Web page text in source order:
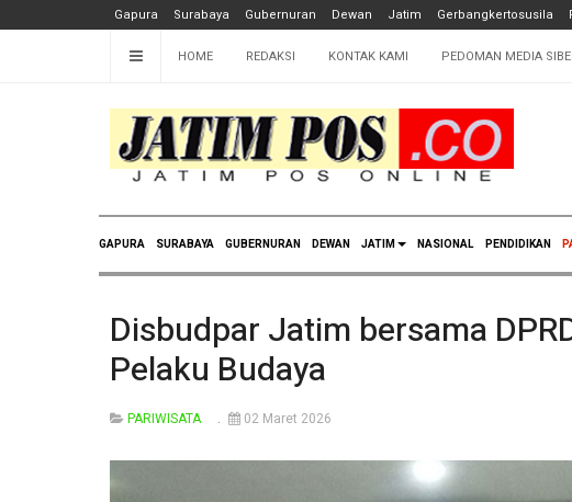
Gapura Surabaya Gubernuran Dewan Jatim Gerbangkertosusila
HOME REDAKSI KONTAK KAMI PEDOMAN MEDIA
GAPURA SURABAYA GUBERNURAN DEWAN JATIM NASIONAL PENDIDIKAN
Disbudpar Jatim bersama
Pelaku Budaya
PARIWISATA 02 Maret 2026